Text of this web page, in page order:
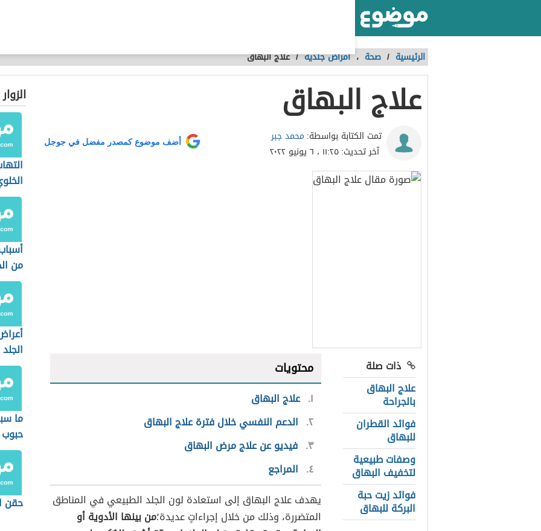
الرئيسية / صحة ،أمراض جلدية /علاج البهاق
علاج البهاق
تمت الكتابة بواسطة: محمد جبر
آخر تحديث:١١:٢٥ ، ٦ يونيو ٢٠٢٢
أضف موضوع كمصدر مفضل في جوجل
ذات صلة
علاج البهاق
بالجراحة
فوائد القطران
للبهاق
وصفات طبيعية
لتخفيف البهاق
فوائد زيت حبة
البركة للبهاق
محتويات
١ علاج البهاق
٢ الدعم النفسي خلال فترة علاج البهاق
٣ فيديو عن علاج مرض البهاق
٤ المراجع
يهدف علاج البهاق إلى استعادة لون الجلد الطبيعي في المناطق
المتضررة، وذلك من خلال إجراءاتٍ عديدة؛من بينها الأدوية أو
من
الجلد
ما
حقن